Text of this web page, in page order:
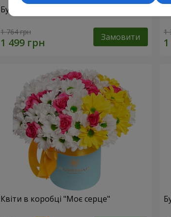
Букет з 21 кремової троянди
1 764 грн Замовити 1
Квіти в коробці "Моє серце"